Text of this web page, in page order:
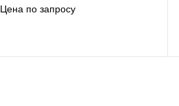
7000 в рул, вт40, 14115
Цена по запросу